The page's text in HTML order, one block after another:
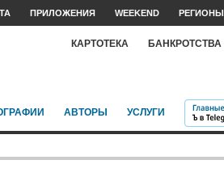
ПРИЛОЖЕНИЯ WEEKEND РЕГИОНЫ
КАРТОТЕКА БАНКРОТСТВА
АВТОРЫ УСЛУГИ